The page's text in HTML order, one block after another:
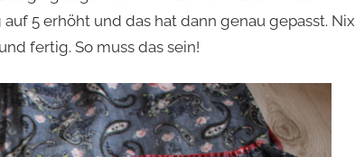
5 erhöht und das hat dann genau gepasst. Nix
fertig. So muss das sein!